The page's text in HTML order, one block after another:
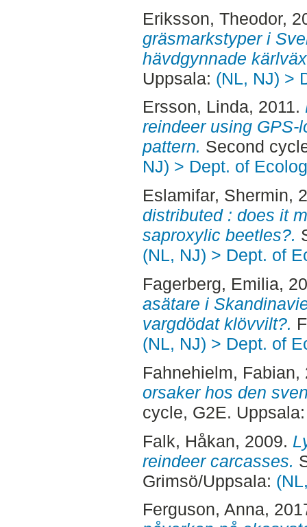
Eriksson, Theodor,
gräsmarkstyper i
hävdgynnade
Uppsala: (NL, NJ) >
Ersson, Linda, 2011.
reindeer using GPS-
pattern. Second
NJ) > Dept. of
Eslamifar, Shermin,
distributed : does it
saproxylic beetles?.
(NL, NJ) > Dept. of
Fagerberg, Emilia,
asätare i
vargdödat klövvilt?.
(NL, NJ) > Dept. of
Fahnehielm, Fabian,
orsaker hos den
cycle, G2E.
Falk, Håkan, 2009.
reindeer carcasses.
Grimsö/Uppsala:
Ferguson, Anna,